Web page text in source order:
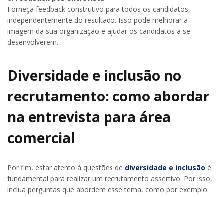
Forneça feedback construtivo para todos os candidatos,
independentemente do resultado. Isso pode melhorar a
imagem da sua organização e ajudar os candidatos a se
desenvolverem.
Diversidade e inclusão no
recrutamento: como abordar
na entrevista para área
comercial
Por fim, estar atento à questões de diversidade e inclusão é
fundamental para realizar um recrutamento assertivo. Por isso,
inclua perguntas que abordem esse tema, como por exemplo: